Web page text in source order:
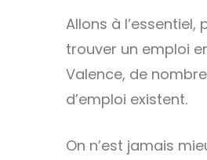
Allons à l’essentiel,
trouver un emploi
Valence, de
d’emploi existent.
On n’est jamais